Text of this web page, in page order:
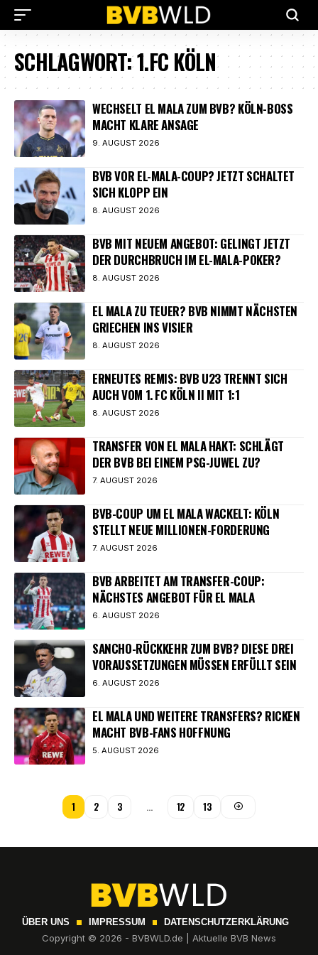
SCHLAGWORT:1.FC KÖLN
WECHSELT EL MALA ZUM BVB? KÖLN-BOSS
MACHT KLARE ANSAGE
9. AUGUST 2026
BVB VOR EL-MALA-COUP? JETZT SCHALTET
SICH KLOPP EIN
8. AUGUST 2026
BVB MIT NEUEM ANGEBOT: GELINGT JETZT
DER DURCHBRUCH IM EL-MALA-POKER?
8. AUGUST 2026
EL MALA ZU TEUER? BVB NIMMT NÄCHSTEN
GRIECHEN INS VISIER
8. AUGUST 2026
ERNEUTES REMIS: BVB U23 TRENNT SICH
AUCH VOM 1. FC KÖLN II MIT 1:1
8. AUGUST 2026
TRANSFER VON EL MALA HAKT: SCHLÄGT
DER BVB BEI EINEM PSG-JUWEL ZU?
7. AUGUST 2026
BVB-COUP UM EL MALA WACKELT: KÖLN
STELLT NEUE MILLIONEN-FORDERUNG
7. AUGUST 2026
BVB ARBEITET AM TRANSFER-COUP:
NÄCHSTES ANGEBOT FÜR EL MALA
6. AUGUST 2026
SANCHO-RÜCKKEHR ZUM BVB? DIESE DREI
VORAUSSETZUNGEN MÜSSEN ERFÜLLT SEIN
6. AUGUST 2026
EL MALA UND WEITERE TRANSFERS? RICKEN
MACHT BVB-FANS HOFFNUNG
5. AUGUST 2026
1 2 3 … 12 13
ÜBER UNS IMPRESSUM DATENSCHUTZERKLÄRUNG
Copyright © 2026 - BVBWLD.de | Aktuelle BVB News